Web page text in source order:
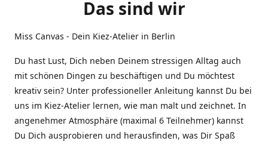
Das sind wir
Miss Canvas - Dein Kiez-Atelier in Berlin
Du hast Lust, Dich neben Deinem stressigen Alltag auch
mit schönen Dingen zu beschäftigen und Du möchtest
kreativ sein? Unter professioneller Anleitung kannst Du bei
uns im Kiez-Atelier lernen, wie man malt und zeichnet. In
angenehmer Atmosphäre (maximal 6 Teilnehmer) kannst
Du Dich ausprobieren und herausfinden, was Dir Spaß